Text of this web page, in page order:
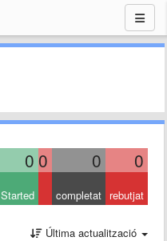
0 0 0 0
Started completat rebutjat
Última actualització